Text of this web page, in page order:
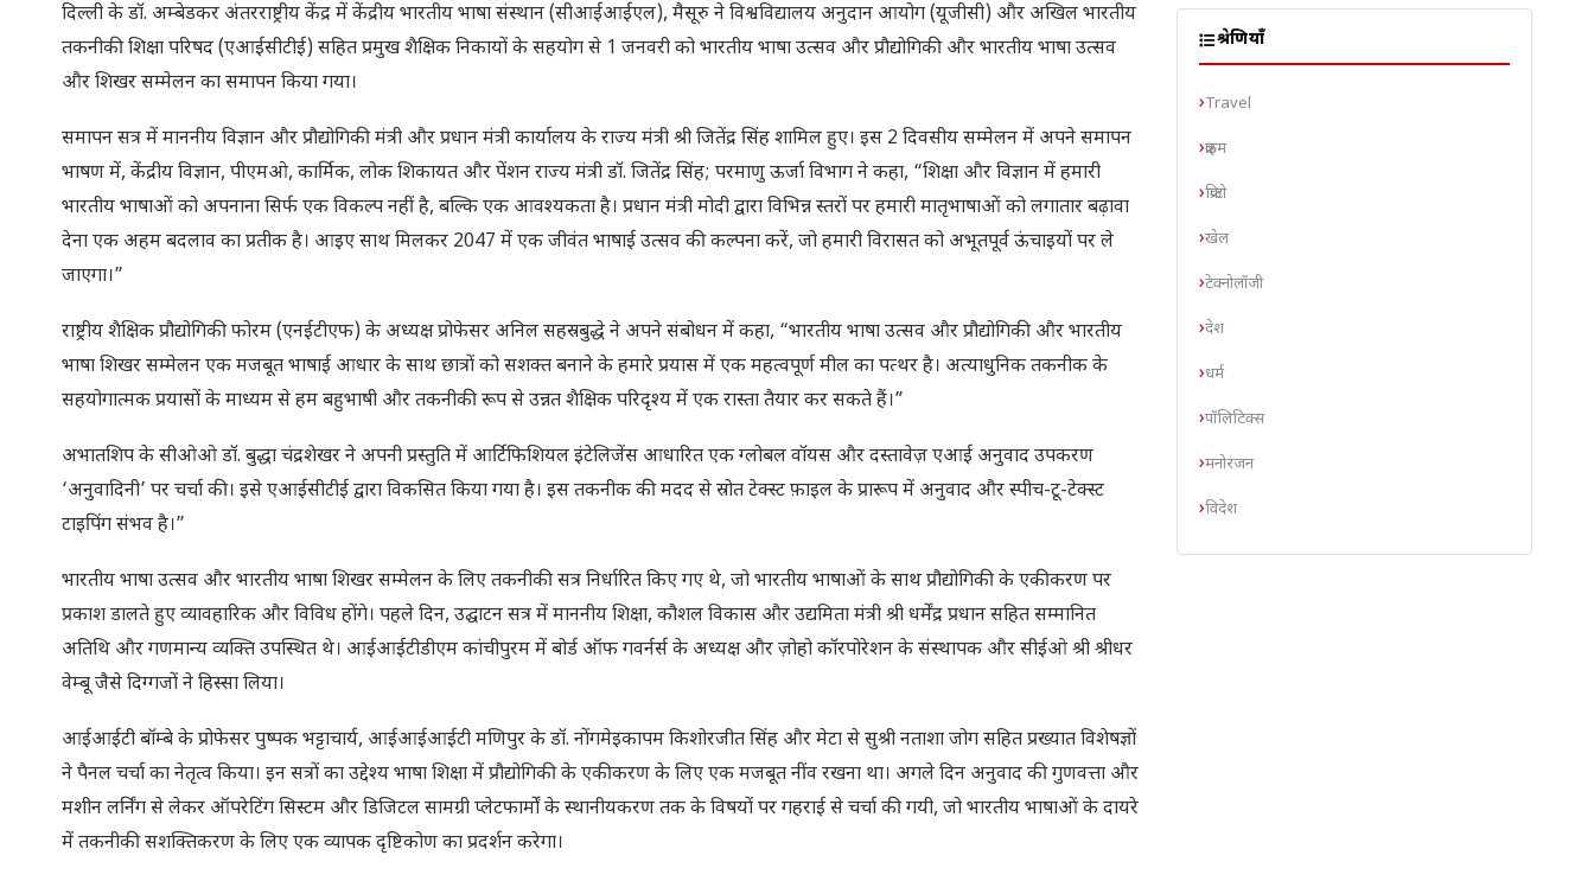
दिल्ली के डॉ. अम्बेडकर अंतरराष्ट्रीय केंद्र में केंद्रीय भारतीय भाषा संस्थान (सीआईआईएल), मैसूरु ने विश्वविद्यालय अनुदान आयोग (यूजीसी) और अखिल भारतीय
तकनीकी शिक्षा परिषद (एआईसीटीई) सहित प्रमुख शैक्षिक निकायों के सहयोग से 1 जनवरी को भारतीय भाषा उत्सव और प्रौद्योगिकी और भारतीय भाषा उत्सव
और शिखर सम्मेलन का समापन किया गया।
समापन सत्र में माननीय विज्ञान और प्रौद्योगिकी मंत्री और प्रधान मंत्री कार्यालय के राज्य मंत्री श्री जितेंद्र सिंह शामिल हुए। इस 2 दिवसीय सम्मेलन में अपने समापन
भाषण में, केंद्रीय विज्ञान, पीएमओ, कार्मिक, लोक शिकायत और पेंशन राज्य मंत्री डॉ. जितेंद्र सिंह; परमाणु ऊर्जा विभाग ने कहा, “शिक्षा और विज्ञान में हमारी
भारतीय भाषाओं को अपनाना सिर्फ एक विकल्प नहीं है, बल्कि एक आवश्यकता है। प्रधान मंत्री मोदी द्वारा विभिन्न स्तरों पर हमारी मातृभाषाओं को लगातार बढ़ावा
देना एक अहम बदलाव का प्रतीक है। आइए साथ मिलकर 2047 में एक जीवंत भाषाई उत्सव की कल्पना करें, जो हमारी विरासत को अभूतपूर्व ऊंचाइयों पर ले
जाएगा।”
राष्ट्रीय शैक्षिक प्रौद्योगिकी फोरम (एनईटीएफ) के अध्यक्ष प्रोफेसर अनिल सहस्रबुद्धे ने अपने संबोधन में कहा, “भारतीय भाषा उत्सव और प्रौद्योगिकी और भारतीय
भाषा शिखर सम्मेलन एक मजबूत भाषाई आधार के साथ छात्रों को सशक्त बनाने के हमारे प्रयास में एक महत्वपूर्ण मील का पत्थर है। अत्याधुनिक तकनीक के
सहयोगात्मक प्रयासों के माध्यम से हम बहुभाषी और तकनीकी रूप से उन्नत शैक्षिक परिदृश्य में एक रास्ता तैयार कर सकते हैं।”
अभातशिप के सीओओ डॉ. बुद्धा चंद्रशेखर ने अपनी प्रस्तुति में आर्टिफिशियल इंटेलिजेंस आधारित एक ग्लोबल वॉयस और दस्तावेज़ एआई अनुवाद उपकरण
‘अनुवादिनी’ पर चर्चा की। इसे एआईसीटीई द्वारा विकसित किया गया है। इस तकनीक की मदद से स्रोत टेक्स्ट फ़ाइल के प्रारूप में अनुवाद और स्पीच-टू-टेक्स्ट
टाइपिंग संभव है।”
भारतीय भाषा उत्सव और भारतीय भाषा शिखर सम्मेलन के लिए तकनीकी सत्र निर्धारित किए गए थे, जो भारतीय भाषाओं के साथ प्रौद्योगिकी के एकीकरण पर
प्रकाश डालते हुए व्यावहारिक और विविध होंगे। पहले दिन, उद्घाटन सत्र में माननीय शिक्षा, कौशल विकास और उद्यमिता मंत्री श्री धर्मेंद्र प्रधान सहित सम्मानित
अतिथि और गणमान्य व्यक्ति उपस्थित थे। आईआईटीडीएम कांचीपुरम में बोर्ड ऑफ गवर्नर्स के अध्यक्ष और ज़ोहो कॉरपोरेशन के संस्थापक और सीईओ श्री श्रीधर
वेम्बू जैसे दिग्गजों ने हिस्सा लिया।
आईआईटी बॉम्बे के प्रोफेसर पुष्पक भट्टाचार्य, आईआईआईटी मणिपुर के डॉ. नोंगमेइकापम किशोरजीत सिंह और मेटा से सुश्री नताशा जोग सहित प्रख्यात विशेषज्ञों
ने पैनल चर्चा का नेतृत्व किया। इन सत्रों का उद्देश्य भाषा शिक्षा में प्रौद्योगिकी के एकीकरण के लिए एक मजबूत नींव रखना था। अगले दिन अनुवाद की गुणवत्ता और
मशीन लर्निंग से लेकर ऑपरेटिंग सिस्टम और डिजिटल सामग्री प्लेटफार्मों के स्थानीयकरण तक के विषयों पर गहराई से चर्चा की गयी, जो भारतीय भाषाओं के दायरे
में तकनीकी सशक्तिकरण के लिए एक व्यापक दृष्टिकोण का प्रदर्शन करेगा।
श्रेणियाँ
Travel
क्राइम
क्रिप्टो
खेल
टेक्नोलॉजी
देश
धर्म
पॉलिटिक्स
मनोरंजन
विदेश